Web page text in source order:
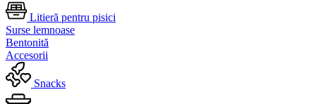
Litieră pentru pisici
Surse lemnoase
Bentonită
Accesorii
Snacks